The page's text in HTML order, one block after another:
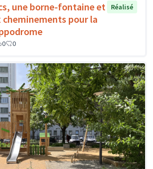
une borne-fontaine et
cheminements pour la
Réalisé
0 0